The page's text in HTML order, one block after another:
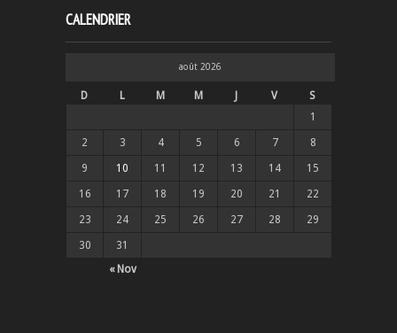
CALENDRIER
août 2026
D L M M J V S
« Nov
1
2 3 4 5 6 7 8
9 10 11 12 13 14 15
16 17 18 19 20 21 22
23 24 25 26 27 28 29
30 31